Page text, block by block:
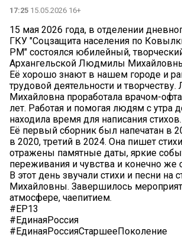
17:25 15.05.2026 16+
15 мая 2026 года, в отделении
ГКУ "Соцзащита населения по
РМ" состоялся юбилейный,
Архангельской Людмилы
Её хорошо знают в нашем городе и
трудовой деятельности и
Михайловна проработала врачом-
лет. Работая и помогая людям с утра
находила время для написания стихов.
Её первый сборник был напечатан в
в 2020, третий в 2024. Она пишет
отражены памятные даты, яркие
переживания и чувства и конечно же
В этот день звучали стихи и песни
Михайловны. Завершилось
атмосфере, чаепитием.
#ЕР13
#ЕдинаяРоссия
#ЕдинаяРоссияСтаршееПоколение